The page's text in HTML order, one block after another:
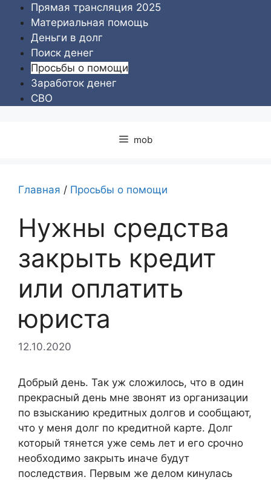
Перейти
содержимому
Прямая трансляция 2025
Материальная помощь
Деньги в долг
Поиск денег
Просьбы о помощи
Заработок денег
СВО
mob
Главная / Просьбы о помощи
Нужны средства
закрыть кредит
или оплатить
юриста
12.10.2020
Добрый день. Так уж сложилось, что в один
прекрасный день мне звонят из организации
по взысканию кредитных долгов и сообщают,
что у меня долг по кредитной карте. Долг
который тянется уже семь лет и его срочно
необходимо закрыть иначе будут
последствия. Первым же делом кинулась